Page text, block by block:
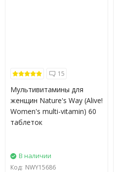
15
Мультивитамины для
женщин Nature's Way (Alive!
Women's multi-vitamin) 60
таблеток
В наличии
Код: NWY15686